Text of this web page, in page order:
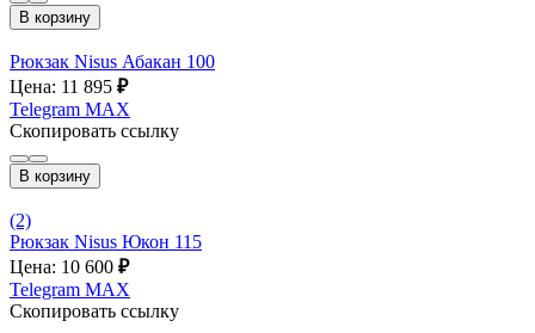
В корзину
Рюкзак Nisus Абакан 100
Цена: 11 895 ₽
Telegram MAX
Скопировать ссылку
В корзину
(2)
Рюкзак Nisus Юкон 115
Цена: 10 600 ₽
Telegram MAX
Скопировать ссылку